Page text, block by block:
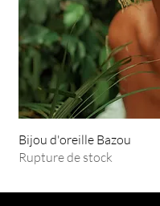
Bijou d'oreille Bazou
Rupture de stock